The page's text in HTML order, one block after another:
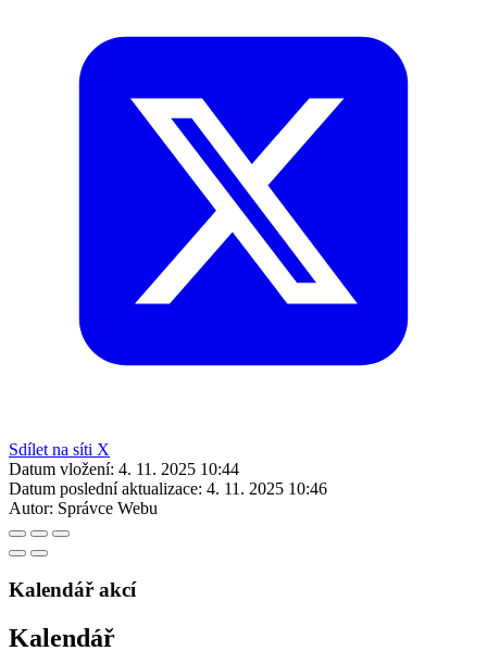
Sdílet na síti X
Datum vložení: 4. 11. 2025 10:44
Datum poslední aktualizace: 4. 11. 2025 10:46
Autor: Správce Webu
Kalendář akcí
Kalendář